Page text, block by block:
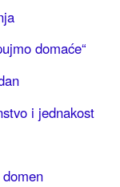
domaće“
i jednakost